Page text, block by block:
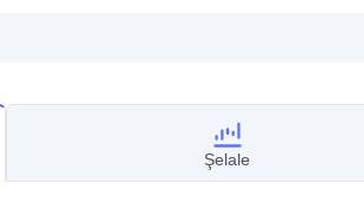
Şelale